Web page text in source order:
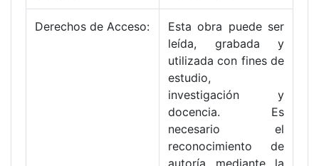
Derechos de Acceso:
Esta obra puede ser
leída, grabada y
utilizada con fines de
estudio,
investigación y
docencia. Es
necesario el
reconocimiento de